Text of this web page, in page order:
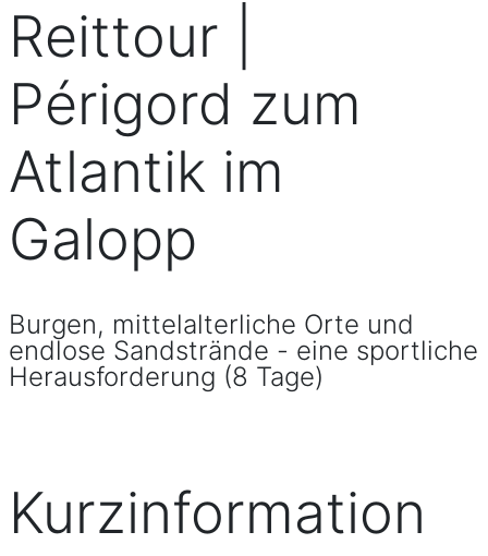
Reittour |
Périgord zum
Atlantik im
Galopp
Burgen, mittelalterliche Orte und
endlose Sandstrände - eine sportliche
Herausforderung (8 Tage)
Kurzinformation